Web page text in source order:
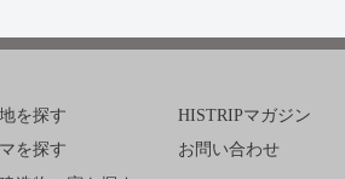
を探す
を探す
HISTRIPマガジン
お問い合わせ